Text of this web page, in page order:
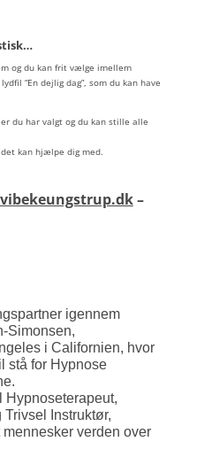
og du kan frit vælge imellem
“En dejlig dag”, som du kan have
du har valgt og du kan stille alle
kan hjælpe dig med.
–
igennem
Simonsen,
i Californien, hvor
stå for Hypnose
Hypnoseterapeut,
Trivsel
Instruktør,
verden over